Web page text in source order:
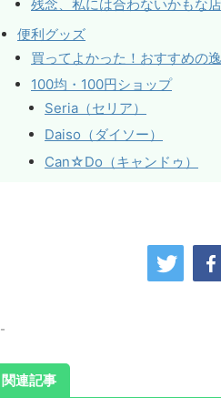
残念、私には合わないかもな店
便利グッズ
買ってよかった！おすすめの
100均・100円ショップ
Seria（セリア）
Daiso（ダイソー）
Can☆Do（キャンドゥ）
-
関連記事